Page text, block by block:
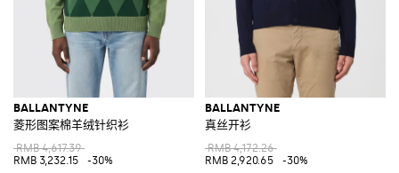
BALLANTYNE
菱形图案棉羊绒针织衫
RMB 4,617.39
RMB 3,232.15
-30%
BALLANTYNE
真丝开衫
RMB 4,172.26
RMB 2,920.65
-30%